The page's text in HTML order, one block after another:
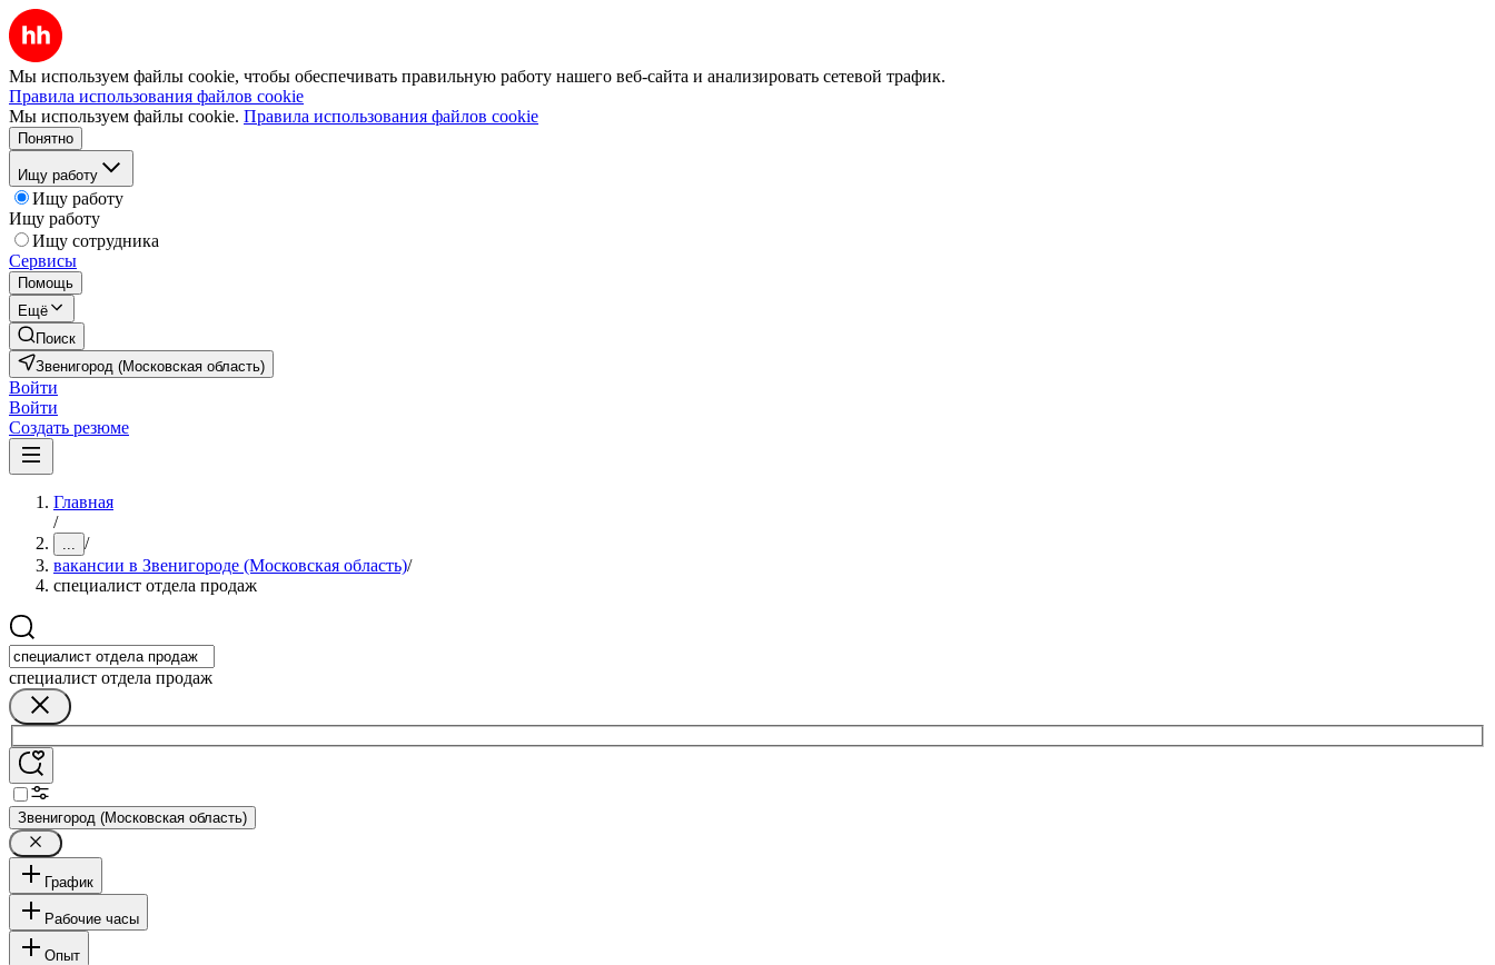
Мы используем файлы cookie, чтобы обеспечивать правильную работу нашего веб-сайта и анализировать сетевой трафик.
Правила использования файлов cookie
Мы используем файлы cookie. Правила использования файлов cookie
Понятно
Ищу работу
Ищу работу
Ищу работу
Ищу сотрудника
Сервисы
Помощь
Ещё
Поиск
Звенигород (Московская область)
Войти
Войти
Создать резюме
Главная
/
... /
вакансии в Звенигороде (Московская область)/
специалист отдела продаж
специалист отдела продаж
Звенигород (Московская область)
График
Рабочие часы
Опыт